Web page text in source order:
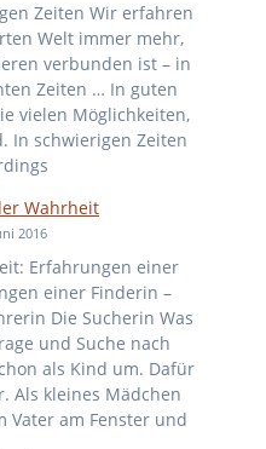
Zeiten Wir erfahren
Welt immer mehr,
verbunden ist – in
Zeiten … In guten
vielen Möglichkeiten,
In schwierigen Zeiten
Wahrheit
2016
Erfahrungen einer
einer Finderin –
Die Sucherin Was
und Suche nach
als Kind um. Dafür
Als kleines Mädchen
Vater am Fenster und